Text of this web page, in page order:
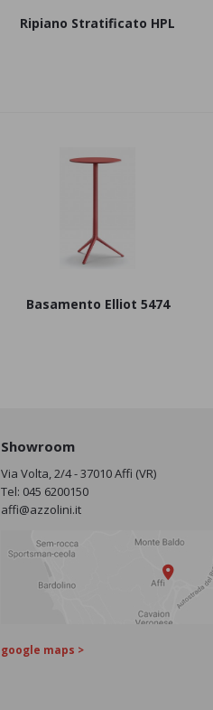
Ripiano Stratificato HPL
Basamento Elliot 5474
Showroom
Via Volta, 2/4 - 37010 Affi (VR)
Tel: 045 6200150
affi@azzolini.it
google maps >